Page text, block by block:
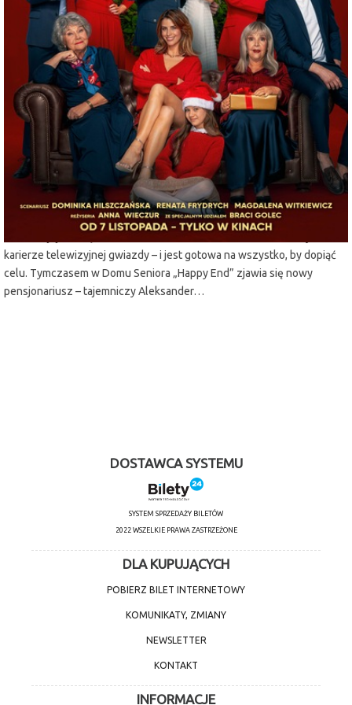
miejscowość:
Lubin
adres:
Armii Krajowej 1
data i godzina:
11.11.2025, g. 17:15
Info
Opis wydarzenia:
Tuż przed świętami Ania z Robertem biorą ślub i wyjeżdżają w krótką
podróż poślubną. Zosia zostaje na weekend pod opieką babci Sabinki.
Gdy seniorka trafia nagle do szpitala, mała wyrusza na drugi koniec
Polski, by odnaleźć prawdziwego świętego Mikołaja – pewna, że tylko
karierze telewizyjnej gwiazdy – i jest gotowa na wszystko, by dopiąć
celu. Tymczasem w Domu Seniora „Happy End” zjawia się nowy
pensjonariusz – tajemniczy Aleksander…
DOSTAWCA SYSTEMU
SYSTEM SPRZEDAŻY BILETÓW
2022 WSZELKIE PRAWA ZASTRZEŻONE
DLA KUPUJĄCYCH
POBIERZ BILET INTERNETOWY
KOMUNIKATY, ZMIANY
NEWSLETTER
KONTAKT
INFORMACJE